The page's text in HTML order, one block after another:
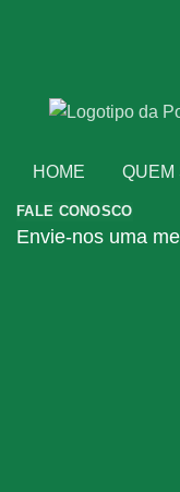
HOME QUEM
FALE CONOSCO
Envie-nos uma